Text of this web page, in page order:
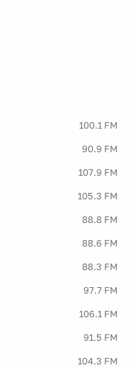
100.1 FM
90.9 FM
107.9 FM
105.3 FM
88.8 FM
88.6 FM
88.3 FM
97.7 FM
106.1 FM
91.5 FM
104.3 FM